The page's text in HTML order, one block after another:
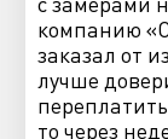
компанию
заказал от
лучше
то через